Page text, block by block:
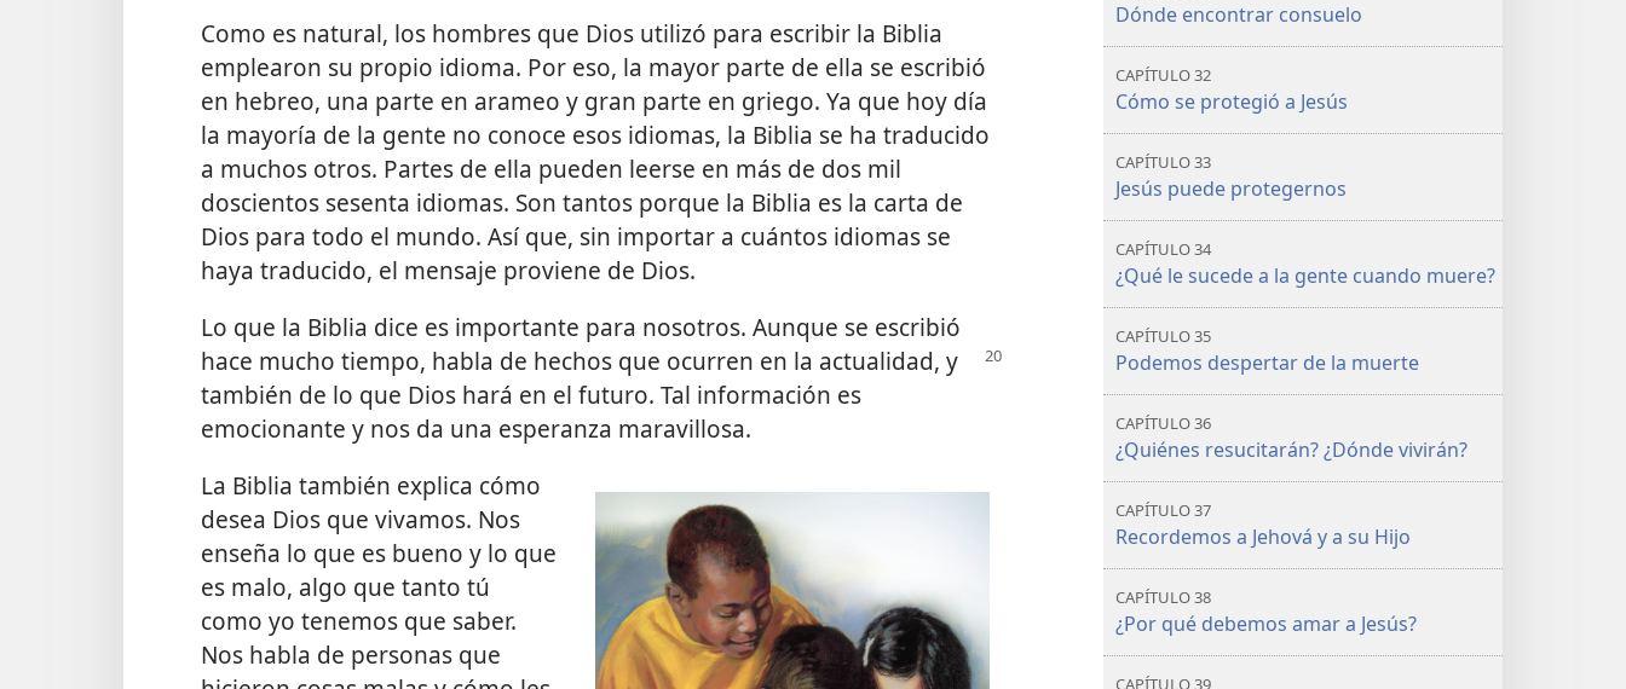
Como es natural, los hombres que Dios utilizó para escribir la Biblia
emplearon su propio idioma. Por eso, la mayor parte de ella se escribió
en hebreo, una parte en arameo y gran parte en griego. Ya que hoy día
la mayoría de la gente no conoce esos idiomas, la Biblia se ha traducido
a muchos otros. Partes de ella pueden leerse en más de dos mil
doscientos sesenta idiomas. Son tantos porque la Biblia es la carta de
Dios para todo el mundo. Así que, sin importar a cuántos idiomas se
haya traducido, el mensaje proviene de Dios.
Lo que la Biblia dice es importante para nosotros. Aunque se escribió
hace mucho tiempo, habla de hechos que ocurren en la actualidad, y
también de lo que Dios hará en el futuro. Tal información es
emocionante y nos da una esperanza maravillosa.
La Biblia también explica cómo
desea Dios que vivamos. Nos
enseña lo que es bueno y lo que
es malo, algo que tanto tú
como yo tenemos que saber.
Nos habla de personas que
Dónde encontrar consuelo
CAPÍTULO 32
Cómo se protegió a Jesús
CAPÍTULO 33
Jesús puede protegernos
CAPÍTULO 34
¿Qué le sucede a la gente cuando muere?
CAPÍTULO 35
Podemos despertar de la muerte
CAPÍTULO 36
¿Quiénes resucitarán? ¿Dónde vivirán?
CAPÍTULO 37
Recordemos a Jehová y a su Hijo
CAPÍTULO 38
¿Por qué debemos amar a Jesús?
CAPÍTULO 39